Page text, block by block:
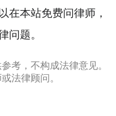
在本站免费问律师，
问题。
考，不构成法律意见。
法律顾问。